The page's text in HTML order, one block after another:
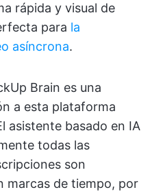
rápida y visual de
para la
asíncrona.
Brain es una
a esta plataforma
asistente basado en IA
todas las
son
marcas de tiempo, por